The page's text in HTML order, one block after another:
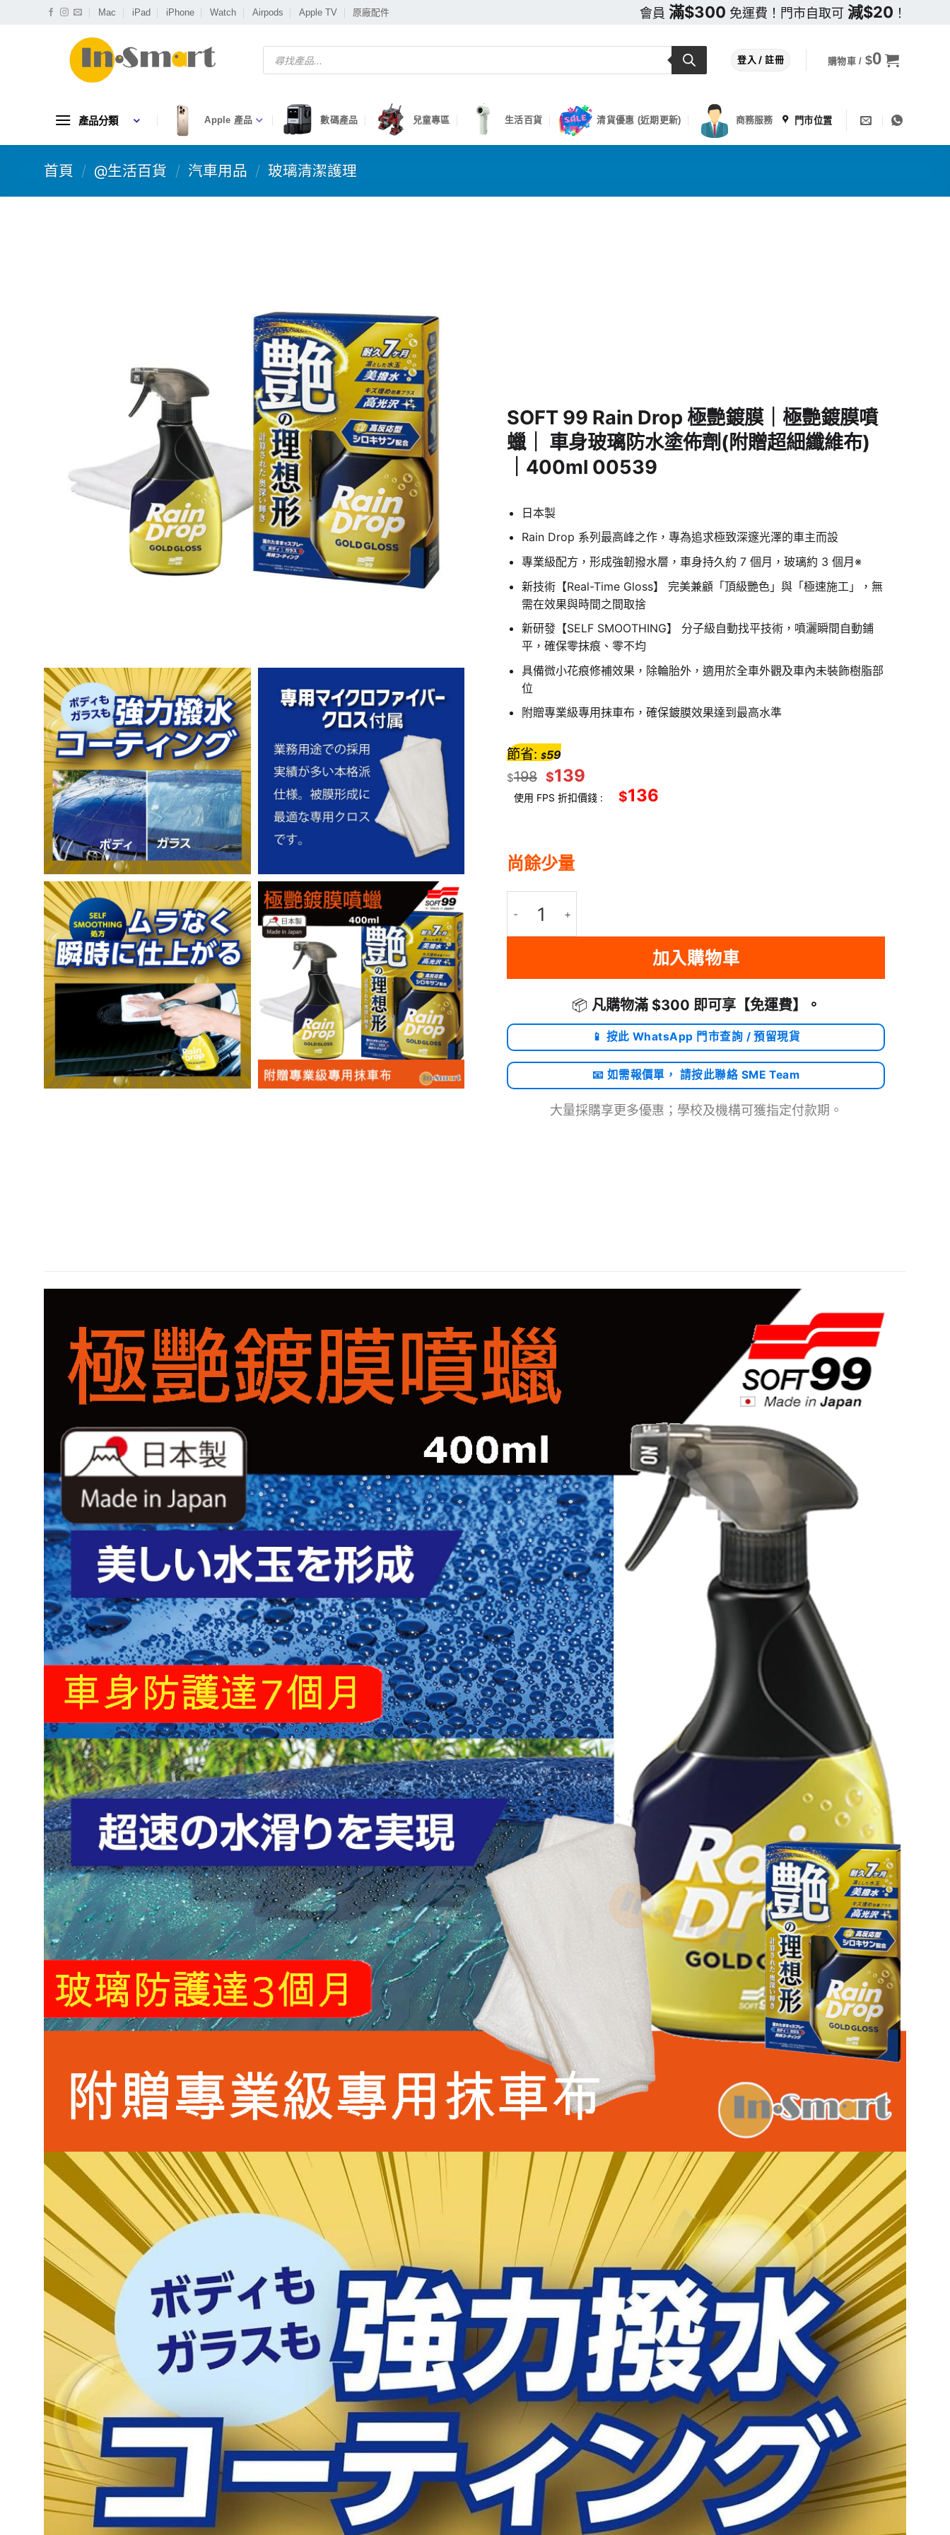
Mac iPad iPhone Watch Airpods Apple TV 原廠配件 會員 滿$300 免運費！門市自取可 減$20 ！
Products
search
登入 / 註冊 購物車 / $0
產品分類 Apple 產品 數碼產品 兒童專區 生活百貨 清貨優惠 (近期更新) 商務服務 門市位置
首頁 / @生活百貨 / 汽車用品 / 玻璃清潔護理
SOFT 99 Rain Drop 極艷鍍膜｜極艷鍍膜噴
蠟｜ 車身玻璃防水塗佈劑(附贈超細纖維布)
｜400ml 00539
日本製
Rain Drop 系列最高峰之作，專為追求極致深邃光澤的車主而設
專業級配方，形成強韌撥水層，車身持久約 7 個月，玻璃約 3 個月※
新技術【Real-Time Gloss】 完美兼顧「頂級艷色」與「極速施工」，無
需在效果與時間之間取捨
新研發【SELF SMOOTHING】 分子級自動找平技術，噴灑瞬間自動鋪
平，確保零抹痕、零不均
具備微小花痕修補效果，除輪胎外，適用於全車外觀及車內未裝飾樹脂部
位
附贈專業級專用抹車布，確保鍍膜效果達到最高水準
$198 $139
節省: $59
使用 FPS 折扣價錢 : $136
尚餘少量
加入購物車
📦 凡購物滿 $300 即可享【免運費】 。
📱 按此 WhatsApp 門市查詢 / 預留現貨
📧 如需報價單， 請按此聯絡 SME Team
大量採購享更多優惠；學校及機構可獲指定付款期。